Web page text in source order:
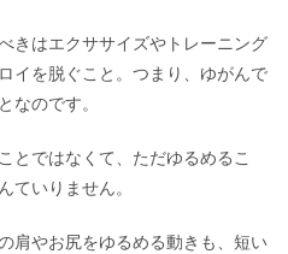
きはエクササイズやトレーニング
イを脱ぐこと。つまり、ゆがんで
なのです。
とではなくて、ただゆるめるこ
ていりません。
肩やお尻をゆるめる動きも、短い